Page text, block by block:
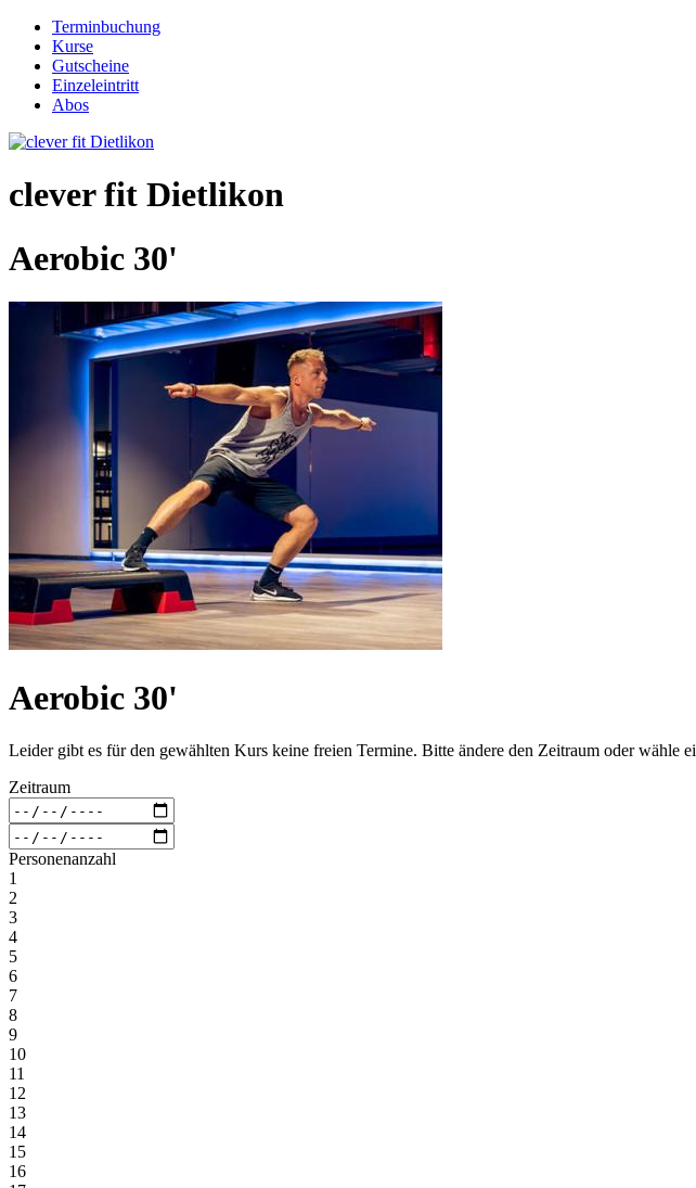
Terminbuchung
Kurse
Gutscheine
Einzeleintritt
Abos
clever fit Dietlikon
Aerobic 30'
Aerobic 30'
Leider gibt es für den gewählten Kurs keine freien Termine. Bitte ändere den Zeitraum oder wähle
Zeitraum
Personenanzahl
1
2
3
4
5
6
7
8
9
10
11
12
13
14
15
16